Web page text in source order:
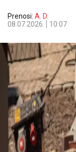
Prenosi: A. D.
08.07.2026.
10:07